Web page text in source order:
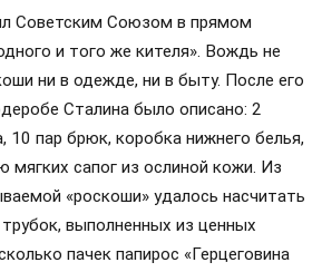
Советским Союзом в прямом
и того же кителя». Вождь не
ни в одежде, ни в быту. После его
Сталина было описано: 2
10 пар брюк, коробка нижнего белья,
мягких сапог из ослиной кожи. Из
«роскоши» удалось насчитать
выполненных из ценных
пачек папирос «Герцеговина